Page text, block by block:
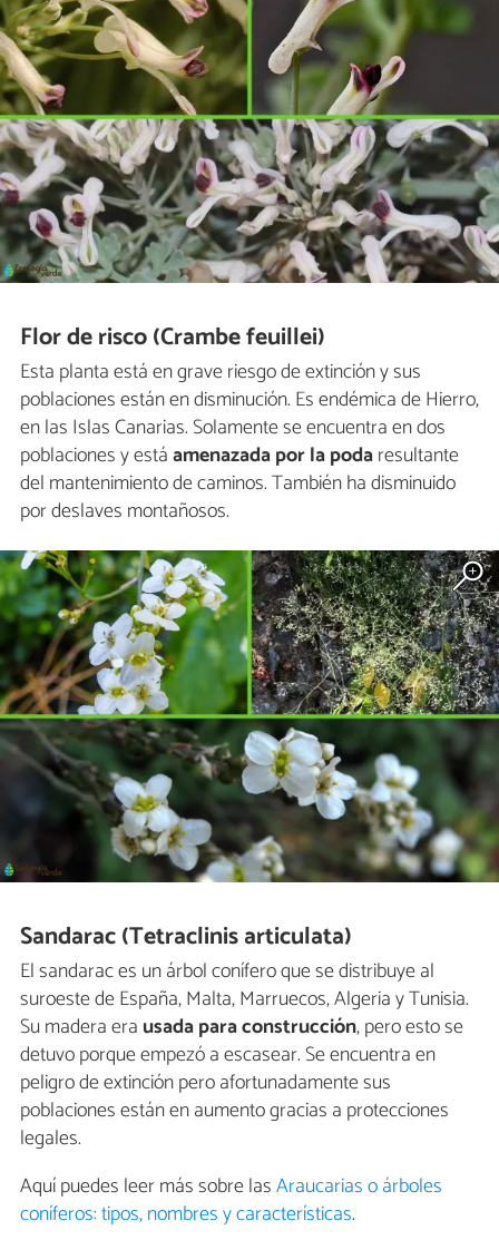
Flor de risco (Crambe feuillei)
Esta planta está en grave riesgo de extinción y sus
poblaciones están en disminución. Es endémica de Hierro,
en las Islas Canarias. Solamente se encuentra en dos
poblaciones y estáamenazada por la podaresultante
del mantenimiento de caminos. También ha disminuido
por deslaves montañosos.
Sandarac (Tetraclinis articulata)
El sandarac es un árbol conífero que se distribuye al
suroeste de España, Malta, Marruecos, Algeria y Tunisia.
Su madera era usada para construcción, pero esto se
detuvo porque empezó a escasear. Se encuentra en
peligro de extinción pero afortunadamente sus
poblaciones están en aumento gracias a protecciones
legales.
Aquí puedes leer más sobre lasAraucarias o árboles
coníferos: tipos, nombres y características.